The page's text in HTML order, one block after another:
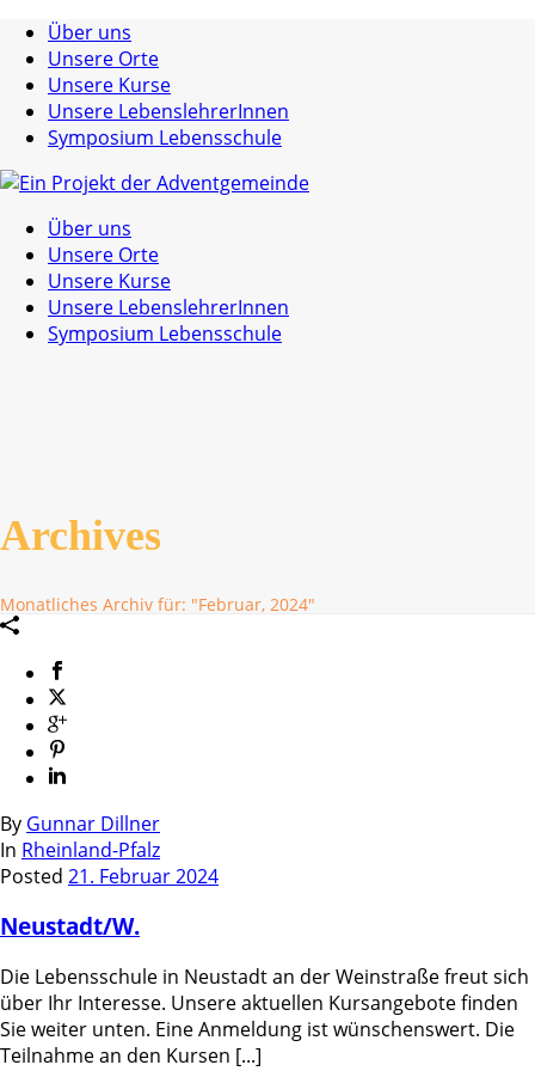
Über uns
Unsere Orte
Unsere Kurse
Unsere LebenslehrerInnen
Symposium Lebensschule
Über uns
Unsere Orte
Unsere Kurse
Unsere LebenslehrerInnen
Symposium Lebensschule
Archives
Monatliches Archiv für: "Februar, 2024"
By Gunnar Dillner
In Rheinland-Pfalz
Posted 21. Februar 2024
Neustadt/W.
Die Lebensschule in Neustadt an der Weinstraße freut sich
über Ihr Interesse. Unsere aktuellen Kursangebote finden
Sie weiter unten. Eine Anmeldung ist wünschenswert. Die
Teilnahme an den Kursen [...]